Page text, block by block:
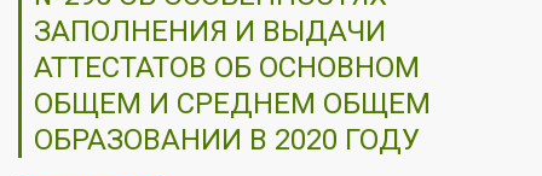
ЗАПОЛНЕНИЯ И ВЫДАЧИ
АТТЕСТАТОВ ОБ ОСНОВНОМ
ОБЩЕМ И СРЕДНЕМ ОБЩЕМ
ОБРАЗОВАНИИ В 2020 ГОДУ